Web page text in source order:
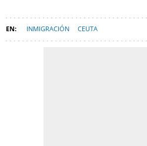
INMIGRACIÓN CEUTA